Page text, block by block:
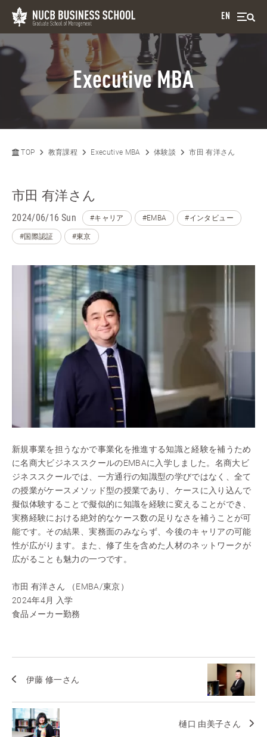
EN
Executive MBA
TOP 教育課程 Executive MBA 体験談 市田 有洋さん
市田 有洋さん
2024/06/16 Sun #キャリア #EMBA #インタビュー
#国際認証 #東京
新規事業を担うなかで事業化を推進する知識と経験を補うため
に名商大ビジネススクールのEMBAに入学しました。名商大ビ
ジネススクールでは、一方通行の知識型の学びではなく、全て
の授業がケースメソッド型の授業であり、ケースに入り込んで
擬似体験することで擬似的に知識を経験に変えることができ、
実務経験における絶対的なケース数の足りなさを補うことが可
能です。その結果、実務面のみならず、今後のキャリアの可能
性が広がります。また、修了生を含めた人材のネットワークが
広がることも魅力の一つです。
市田 有洋さん （EMBA/東京）
2024年4月 入学
食品メーカー勤務
伊藤 修一さん
樋口 由美子さん